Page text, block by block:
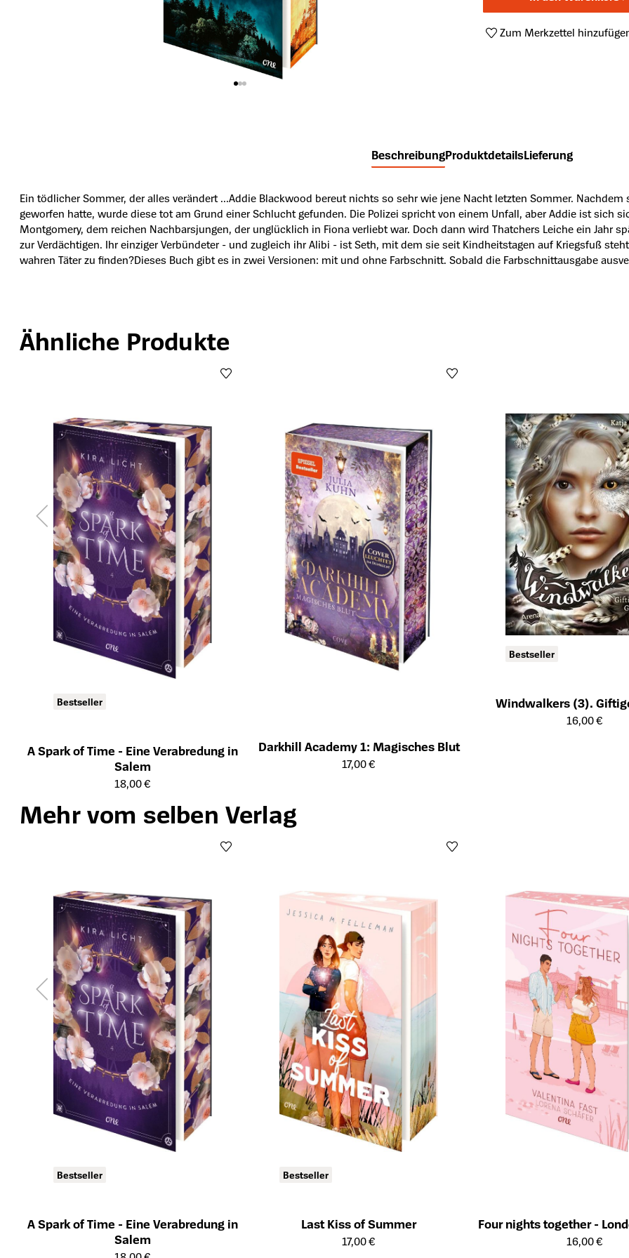
Zum Merkzettel
BeschreibungProduktdetailsLieferung
Ein tödlicher Sommer, der alles verändert ...Addie Blackwood bereut nichts so sehr wie jene Nacht letzten Sommer.
geworfen hatte, wurde diese tot am Grund einer Schlucht gefunden. Die Polizei spricht von einem Unfall, aber Addie ist sich
Montgomery, dem reichen Nachbarsjungen, der unglücklich in Fiona verliebt war. Doch dann wird Thatchers Leiche ein Jahr
zur Verdächtigen. Ihr einziger Verbündeter - und zugleich ihr Alibi - ist Seth, mit dem sie seit Kindheitstagen auf Kriegsfuß
wahren Täter zu finden?Dieses Buch gibt es in zwei Versionen: mit und ohne Farbschnitt. Sobald die Farbschnittausgabe
Produktgalerie überspringen
Ähnliche Produkte
Bestseller
A Spark of Time - Eine Verabredung in
Salem
Öffnet die Detailseite des Produkts
18,00 €
Darkhill Academy 1: Magisches Blut
Öffnet die Detailseite des Produkts
17,00 €
Bestseller
Windwalkers (3).
Öffnet die Detailseite des
16,00 €
Mehr vom selben Verlag
Bestseller
A Spark of Time - Eine Verabredung in
Salem
Öffnet die Detailseite des Produkts
Bestseller
Last Kiss of Summer
Öffnet die Detailseite des Produkts
17,00 €
Four nights together -
Öffnet die Detailseite des
16,00 €